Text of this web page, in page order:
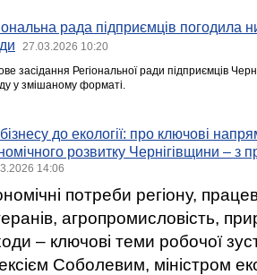
рада підприємців погодила
27.03.2026 10:20
засідання Регіональної ради підприємців
у змішаному форматі.
до екології: про ключові
розвитку Чернігівщини – з
14:06
потреби регіону,
агропромисловість,
– ключові теми робочої
Соболевим, міністром